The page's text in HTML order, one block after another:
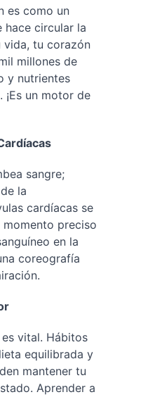
es como un
hace circular la
vida, tu corazón
millones de
y nutrientes
¡Es un motor de
sangre;
la
cardíacas se
preciso
en la
coreografía
vital. Hábitos
equilibrada y
mantener tu
Aprender a